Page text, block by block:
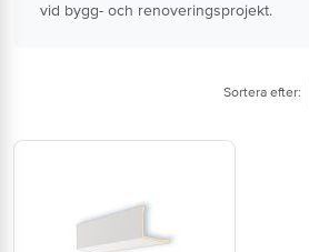
vid bygg- och renoveringsprojekt.
Sortera efter: